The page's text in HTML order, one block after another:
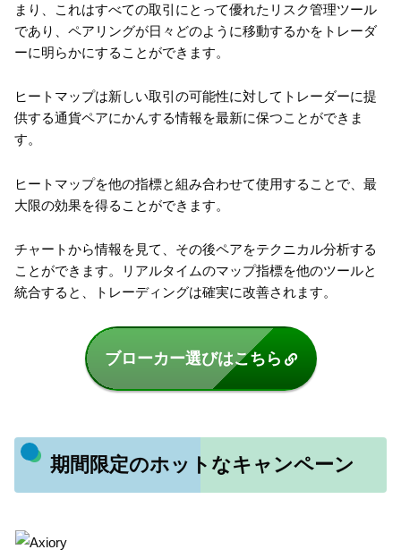
まり、これはすべての取引にとって優れたリスク管理ツール
であり、ペアリングが日々どのように移動するかをトレーダ
ーに明らかにすることができます。
ヒートマップは新しい取引の可能性に対してトレーダーに提
供する通貨ペアにかんする情報を最新に保つことができま
す。
ヒートマップを他の指標と組み合わせて使用することで、最
大限の効果を得ることができます。
チャートから情報を見て、その後ペアをテクニカル分析する
ことができます。リアルタイムのマップ指標を他のツールと
統合すると、トレーディングは確実に改善されます。
ブローカー選びはこちら
期間限定のホットなキャンペーン